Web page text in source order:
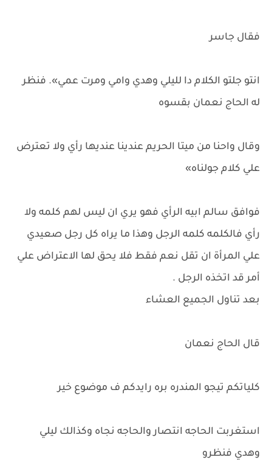
فقال جاسر
انتو جلتو الكلام دا لليلي وهدي وامي ومرت عمي». فنظر
له الحاج نعمان بقسوه
وقال واحنا من ميتا الحريم عندينا عنديها رأي ولا تعترض
علي كلام جولناه»
فوافق سالم ابيه الرأي فهو يري ان ليس لهم كلمه ولا
رأي فالكلمه كلمه الرجل وهذا ما يراه كل رجل صعيدي
علي المرأة ان تقل نعم فقط فلا يحق لها الاعتراض علي
أمر قد اتخذه الرجل .
بعد تناول الجميع العشاء
قال الحاج نعمان
كلياتكم تيجو المندره بره رايدكم ف موضوع خير
استغربت الحاجه انتصار والحاجه نجاه وكذالك ليلي
وهدي فنظرو